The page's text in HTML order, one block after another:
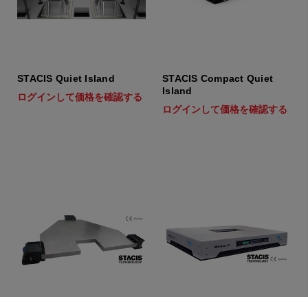
STACIS Quiet Island
ログインして価格を確認する
STACIS Compact Quiet
Island
ログインして価格を確認する